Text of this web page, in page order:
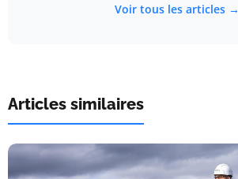
Voir tous les articles →
Articles similaires